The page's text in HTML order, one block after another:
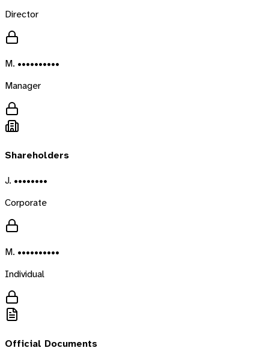
Director
M. ••••••••••
Manager
Shareholders
J. ••••••••
Corporate
M. ••••••••••
Individual
Official Documents